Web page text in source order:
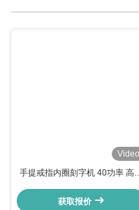
Video
手提戒指内圈刻字机 40功率 高
获取报价